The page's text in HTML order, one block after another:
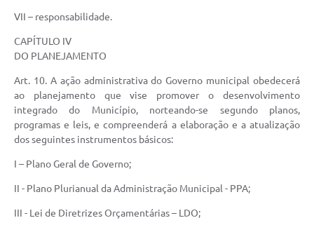
VII – responsabilidade.
CAPÍTULO IV
DO PLANEJAMENTO
Art. 10. A ação administrativa do Governo municipal obedecerá
ao planejamento que vise promover o desenvolvimento
integrado do Município, norteando-se segundo planos,
programas e leis, e compreenderá a elaboração e a atualização
dos seguintes instrumentos básicos:
I – Plano Geral de Governo;
II - Plano Plurianual da Administração Municipal - PPA;
III - Lei de Diretrizes Orçamentárias – LDO;